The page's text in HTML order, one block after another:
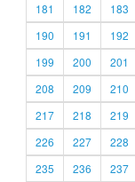
181
182 183
190
191 192
199
200 201
208
209 210
217
218 219
226
227 228
235
236 237